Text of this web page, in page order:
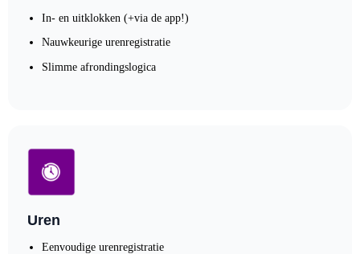
In- en uitklokken (+via de app!)
Nauwkeurige urenregistratie
Slimme afrondingslogica
Uren
Eenvoudige urenregistratie